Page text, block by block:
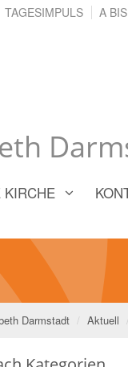
TAGESIMPULS A
KIRCHE
Darmstadt Aktuell